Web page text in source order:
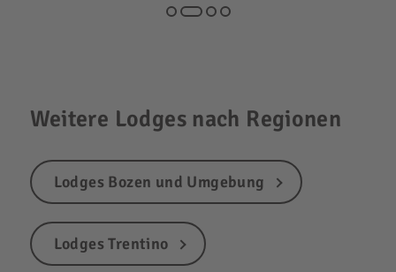
Weitere Lodges nach Regionen
Lodges Bozen und Umgebung
Lodges Trentino